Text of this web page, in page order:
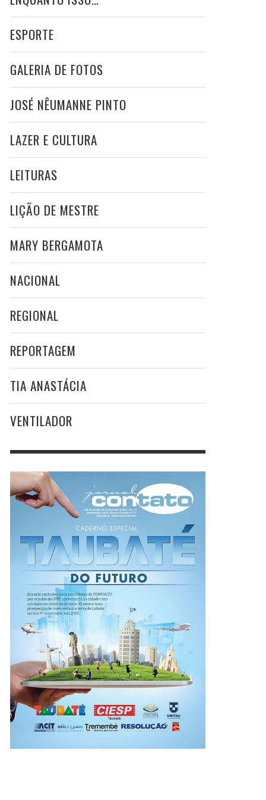
ESPORTE
GALERIA DE FOTOS
JOSÉ NÊUMANNE PINTO
LAZER E CULTURA
LEITURAS
LIÇÃO DE MESTRE
MARY BERGAMOTA
NACIONAL
REGIONAL
REPORTAGEM
TIA ANASTÁCIA
VENTILADOR